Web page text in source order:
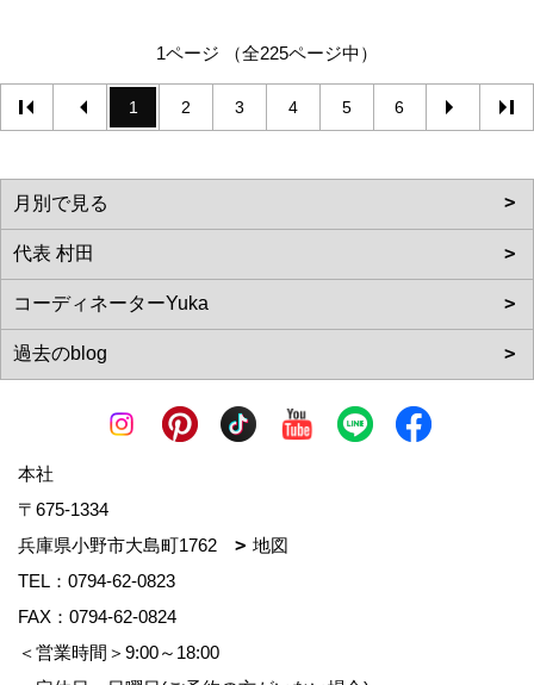
1ページ （全225ページ中）
1 2 3 4 5 6
本社
〒675-1334
兵庫県小野市大島町1762
地図
TEL： 0794-62-0823
FAX：0794-62-0824
＜営業時間＞9:00～18:00